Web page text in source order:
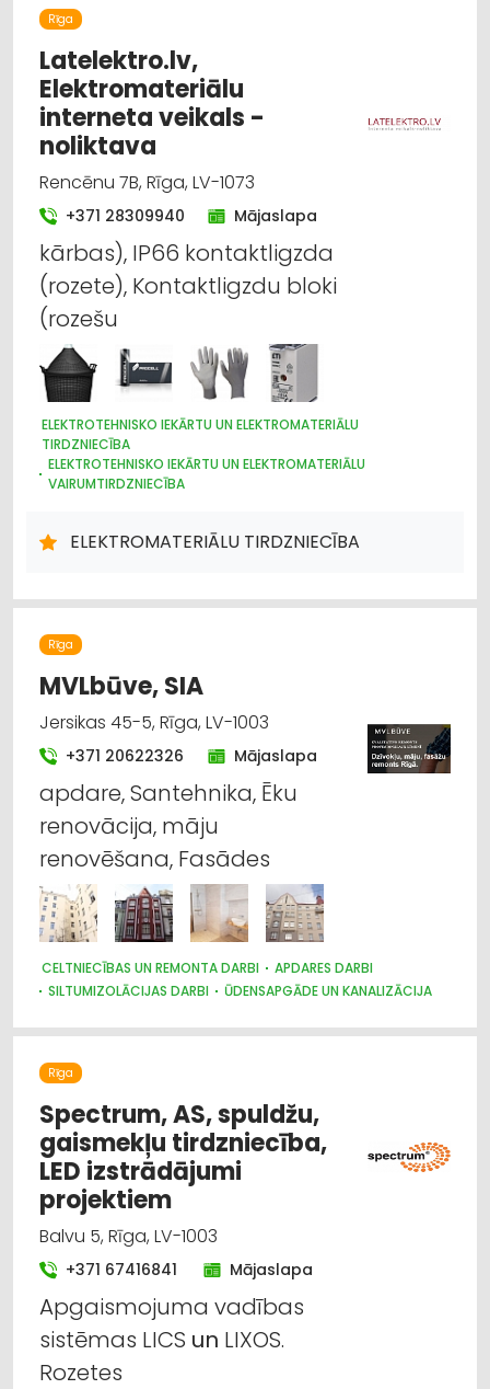
Rīga
Latelektro.lv,
Elektromateriālu
interneta veikals -
noliktava
Rencēnu 7B, Rīga, LV-1073
+371 28309940 Mājaslapa
kārbas), IP66 kontaktligzda
(rozete), Kontaktligzdu bloki
(rozešu
ELEKTROTEHNISKO IEKĀRTU UN ELEKTROMATERIĀLU
TIRDZNIECĪBA
ELEKTROTEHNISKO IEKĀRTU UN ELEKTROMATERIĀLU
VAIRUMTIRDZNIECĪBA
APGAISMES TEHNIKAS VAIRUMTIRDZNIECĪBA
ELEKTRONISKĀS IERĪCES, KOMPONENTES
INSTRUMENTU UN DARBARĪKU TIRDZNIECĪBA
ELEKTROMONTĀŽA, ELEKTROINSTALĀCIJA
CELTNIECĪBAS UN REMONTA DARBI
DIZAINS UN INTERJERS; PRIEKŠMETI UN PAKALPOJUMI
SADZĪVES TEHNIKAS TIRDZNIECĪBA
SAIMNIECĪBAS PREČU TIRDZNIECĪBA
ELEKTROMATERIĀLU TIRDZNIECĪBA
Rīga
MVLbūve, SIA
Jersikas 45-5, Rīga, LV-1003
+371 20622326 Mājaslapa
apdare, Santehnika, Ēku
renovācija, māju
renovēšana, Fasādes
CELTNIECĪBAS UN REMONTA DARBI
APDARES DARBI
SILTUMIZOLĀCIJAS DARBI
ŪDENSAPGĀDE UN KANALIZĀCIJA
RESTAURĀCIJA
BŪVUZRAUDZĪBA, BŪVVALDES
LABIEKĀRTOŠANA, APZAĻUMOŠANA
TREPES, KĀPNES
ELEKTROMONTĀŽA, ELEKTROINSTALĀCIJA
BŪVMATERIĀLU, BŪVKONSTRUKCIJU TIRDZNIECĪBA
BŪVMATERIĀLU, BŪVKONSTRUKCIJU RAŽOŠANA
BŪVMATERIĀLU, BŪVKONSTRUKCIJU VAIRUMTIRDZNIECĪBA
Rīga
Spectrum, AS, spuldžu,
gaismekļu tirdzniecība,
LED izstrādājumi
projektiem
Balvu 5, Rīga, LV-1003
+371 67416841 Mājaslapa
Apgaismojuma vadības
sistēmas LICS un LIXOS.
Rozetes